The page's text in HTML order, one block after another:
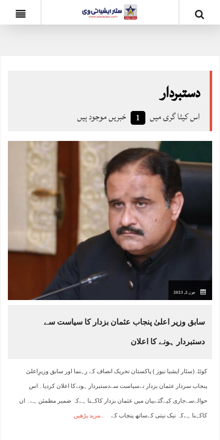
دستبردار
اس کیٹا گری میں 1 خبریں موجود ہیں
جون 2, 2023
سابق وزیر اعلیٰ پنجاب عثمان بزدار کا سیاست سے
دستبردار ہونے کا اعلان
کوئٹہ(سٹار ایشیا نیوز ) پاکستان تحریک انصاف کے رہنما اور سابق وزیرِاعلیٰ
پنجاب سردار عثمان بزدار نےسیاست سےدستبردار ہونےکا اعلان کردیا۔ اس
حوالےسےجاری کیےگئےبیان میں عثمان بزدار کاکہنا ہےکہ ضمیر مطمئن ہے۔ ان
کاکہنا ہےکہ نیک نیتی کےساتھ پنجاب کے مزید پڑھیں